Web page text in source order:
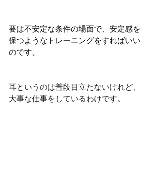
要は不安定な条件の場面で、安定感を
保つようなトレーニングをすればいい
のです。
耳というのは普段目立たないけれど、
大事な仕事をしているわけです。